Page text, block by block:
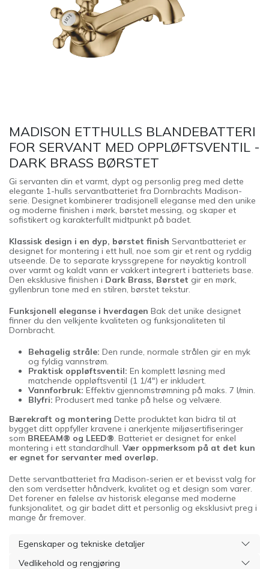
MADISON ETTHULLS BLANDEBATTERI
FOR SERVANT MED OPPLØFTSVENTIL -
DARK BRASS BØRSTET
Gi servanten din et varmt, dypt og personlig preg med dette
elegante 1-hulls servantbatteriet fra Dornbrachts Madison-
serie. Designet kombinerer tradisjonell eleganse med den unike
og moderne finishen i mørk, børstet messing, og skaper et
sofistikert og karakterfullt midtpunkt på badet.
Klassisk design i en dyp, børstet finish Servantbatteriet er
designet for montering i ett hull, noe som gir et rent og ryddig
utseende. De to separate kryssgrepene for nøyaktig kontroll
over varmt og kaldt vann er vakkert integrert i batteriets base.
Den eksklusive finishen i Dark Brass, Børstet gir en mørk,
gyllenbrun tone med en stilren, børstet tekstur.
Funksjonell eleganse i hverdagen Bak det unike designet
finner du den velkjente kvaliteten og funksjonaliteten til
Dornbracht.
Behagelig stråle: Den runde, normale strålen gir en myk
og fyldig vannstrøm.
Praktisk oppløftsventil: En komplett løsning med
matchende oppløftsventil (1 1/4") er inkludert.
Vannforbruk: Effektiv gjennomstrømning på maks. 7 l/min.
Blyfri: Produsert med tanke på helse og velvære.
Bærekraft og montering Dette produktet kan bidra til at
bygget ditt oppfyller kravene i anerkjente miljøsertifiseringer
som BREEAM® og LEED®. Batteriet er designet for enkel
montering i ett standardhull. Vær oppmerksom på at det kun
er egnet for servanter med overløp.
Dette servantbatteriet fra Madison-serien er et bevisst valg for
den som verdsetter håndverk, kvalitet og et design som varer.
Det forener en følelse av historisk eleganse med moderne
funksjonalitet, og gir badet ditt et personlig og eksklusivt preg i
mange år fremover.
Egenskaper og tekniske detaljer
Vedlikehold og rengjøring